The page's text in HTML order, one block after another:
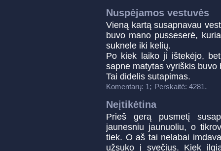
Nuspėjamos vestuvės
Vieną kartą susapnavau
buvo mano pusseserė,
suknele iki kelių.
Po kiek laiko ji ištekėjo,
sapne matytas vyriškis
Tai didelis sutapimas.
Komentarų: 1; Perskaitė: 4281.
Neįtikėtina
Prieš gerą pusmetį
jaunesniu jaunuoliu, o
tiek. O aš tai nelabai
užsuko į svečius. Kiek